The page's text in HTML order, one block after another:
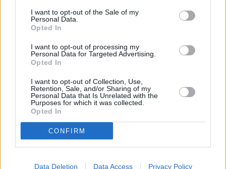
I want to opt-out of the Sale of my
Personal Data.
Opted In
I want to opt-out of processing my
Personal Data for Targeted Advertising.
Opted In
I want to opt-out of Collection, Use,
Retention, Sale, and/or Sharing of my
Personal Data that Is Unrelated with the
Purposes for which it was collected.
Opted In
CONFIRM
Data Deletion Data Access Privacy Policy
Facebook
Allianz: Οι χαλαζοπτώσεις
εκτοξεύουν τις ασφαλισμένες
ζημιές σε ιστορικά υψηλά
Grant Thornton: Πόσο
αμείβονται οι CEO των
23% στις αμοιβές το 2024